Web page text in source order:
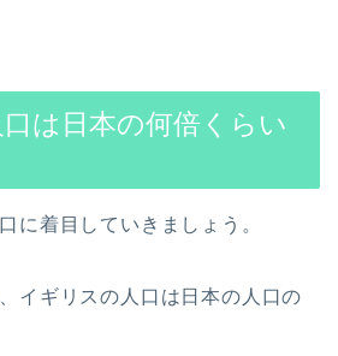
は日本の何倍くらい
に着目していきましょう。
イギリスの人口は日本の人口の